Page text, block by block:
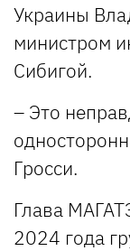
Украины
министром
Сибигой.
– Это
Гросси.
Глава
2024 года